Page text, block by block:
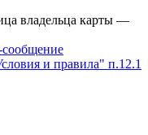
владельца карты —
сообщение
и правила" п.12.1